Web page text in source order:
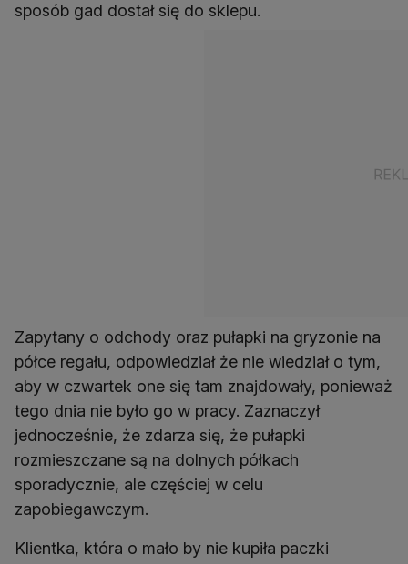
sposób gad dostał się do sklepu.
Zapytany o odchody oraz pułapki na gryzonie na
półce regału, odpowiedział że nie wiedział o tym,
aby w czwartek one się tam znajdowały, ponieważ
tego dnia nie było go w pracy. Zaznaczył
jednocześnie, że zdarza się, że pułapki
rozmieszczane są na dolnych półkach
sporadycznie, ale częściej w celu
zapobiegawczym.
Klientka, która o mało by nie kupiła paczki